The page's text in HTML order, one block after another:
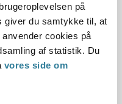
på
giver du samtykke til, at
cookies på
af statistik. Du
vores side om
475 sager ud af
aktindsigt i egen
efter lukningen 1.
på Ankestyrelsens